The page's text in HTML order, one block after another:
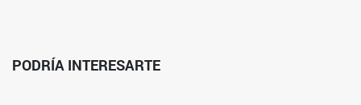
PODRÍA INTERESARTE